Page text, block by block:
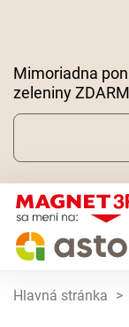
Mimoriadna
zeleniny
Hlavná stránka >